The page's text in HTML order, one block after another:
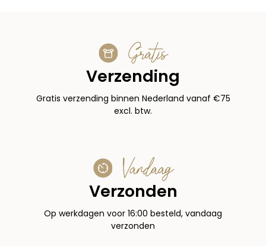
Gratis
Verzending
Gratis verzending binnen Nederland vanaf €75
excl. btw.
Vandaag
Verzonden
Op werkdagen voor 16:00 besteld, vandaag
verzonden